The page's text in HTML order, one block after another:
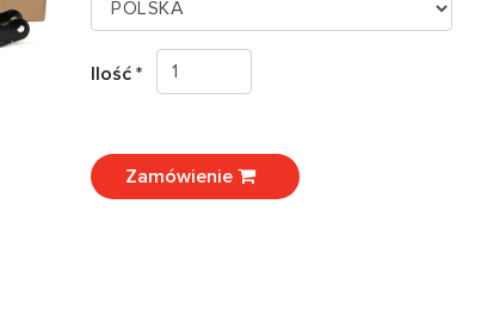
Ilość *
Zamówienie